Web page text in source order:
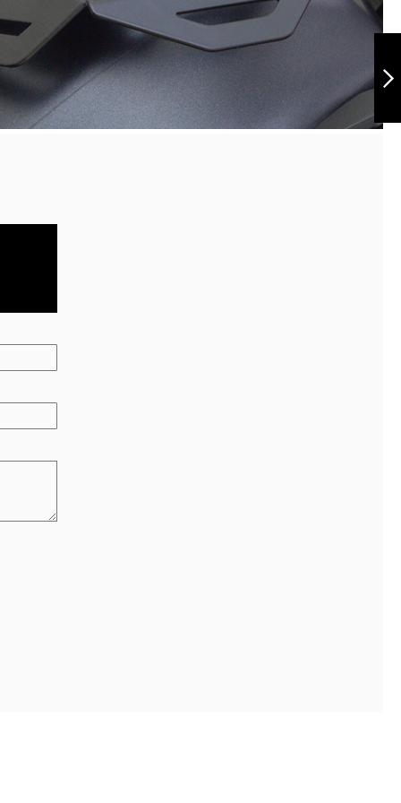
Defensa para
Siguiente